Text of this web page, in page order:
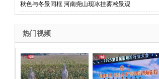
秋色与冬景同框 河南尧山现冰挂雾凇景观
热门视频